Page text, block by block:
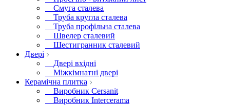
Смуга сталева
Труба кругла сталева
Труба профільна сталева
Швелер сталевий
Шестигранник сталевий
Двері
Двері вхідні
Міжкімнатні двері
Керамічна плитка
Виробник Cersanit
Виробник Intercerama